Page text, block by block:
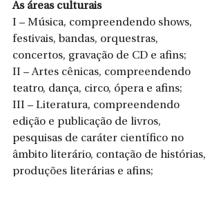
As áreas culturais
I – Música, compreendendo shows,
festivais, bandas, orquestras,
concertos, gravação de CD e afins;
II – Artes cênicas, compreendendo
teatro, dança, circo, ópera e afins;
III – Literatura, compreendendo
edição e publicação de livros,
pesquisas de caráter científico no
âmbito literário, contação de histórias,
produções literárias e afins;